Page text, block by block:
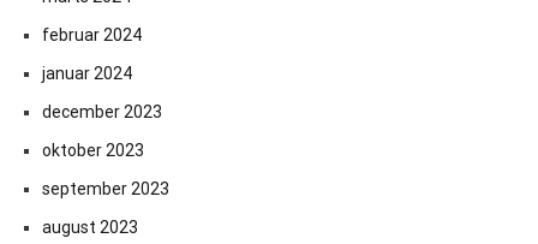
februar 2024
januar 2024
december 2023
oktober 2023
september 2023
august 2023